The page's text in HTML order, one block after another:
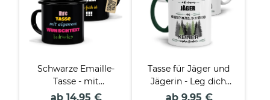
Schwarze Emaille-
Tasse - mit
Wunschtext
ab 14,95 €
Tasse für Jäger und
Jägerin - Leg dich
niemals mit einem
ab 9,95 €